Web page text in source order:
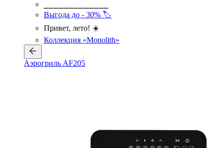
Выгода до - 30% 🏷️
Привет, лето! ☀️
Коллекция «Monolith»
Аэрогриль AF205